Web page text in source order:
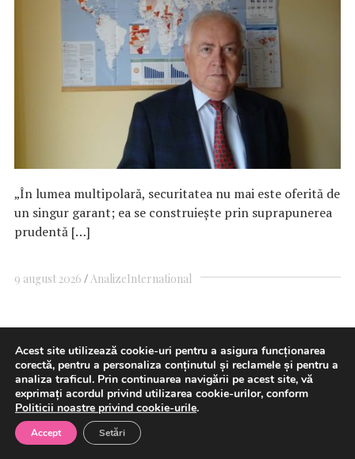
„În lumea multipolară, securitatea nu mai este oferită de
un singur garant; ea se construiește prin suprapunerea
prudentă […]
9 august 2026 AnalizeInternational
Cancerul lui Joe Biden „s-a
răspândit” şi este „foarte
dureros și debilitant”, dezvăluie
fiul său; Hunter Biden a vorbit și
Acest site utilizează cookie-uri pentru a asigura funcționarea
corectă, pentru a personaliza conținutul și reclamele și pentru a
analiza traficul. Prin continuarea navigării pe acest site, vă
exprimați acordul privind utilizarea cookie-urilor, conform
Politicii noastre privind cookie-urile.
Accept Setări